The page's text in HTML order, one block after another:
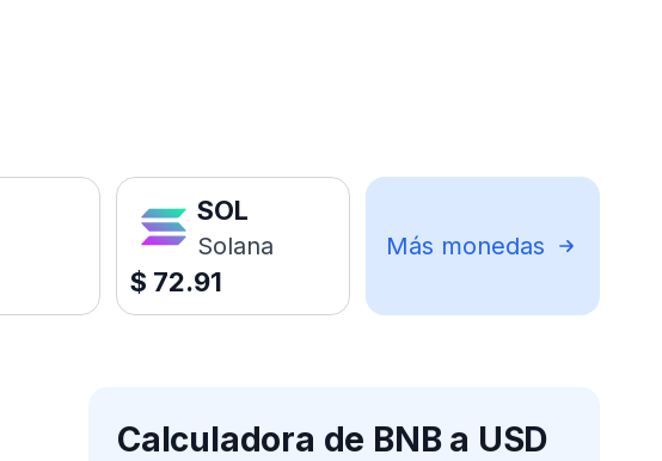
SOL
Solana
$ 72.91
Más monedas
Calculadora de BNB a USD